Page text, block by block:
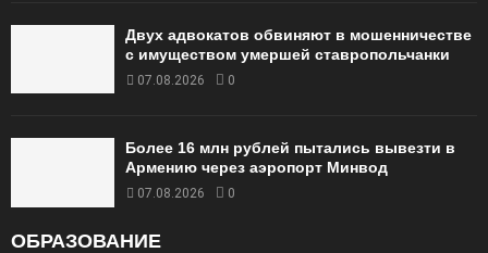
Двух адвокатов обвиняют в мошенничестве
с имуществом умершей ставропольчанки
07.08.2026 0
Более 16 млн рублей пытались вывезти в
Армению через аэропорт Минвод
07.08.2026 0
ОБРАЗОВАНИЕ